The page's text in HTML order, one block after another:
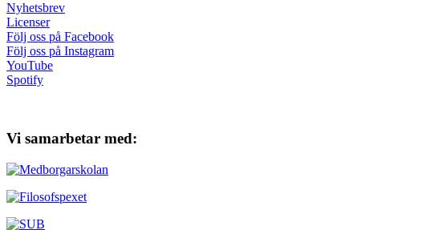
Nyhetsbrev
Licenser
Följ oss på Facebook
Följ oss på Instagram
YouTube
Spotify
Vi samarbetar med: